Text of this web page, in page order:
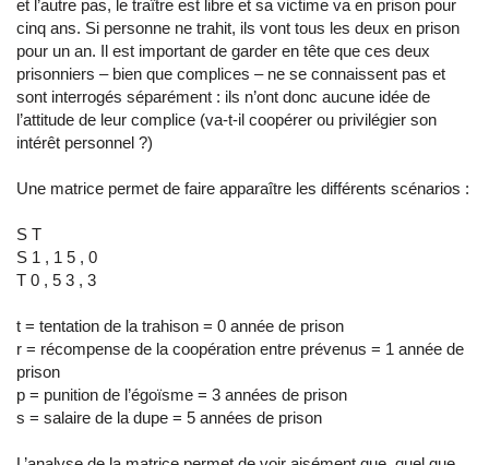
et l’autre pas, le traître est libre et sa victime va en prison pour
cinq ans. Si personne ne trahit, ils vont tous les deux en prison
pour un an. Il est important de garder en tête que ces deux
prisonniers – bien que complices – ne se connaissent pas et
sont interrogés séparément : ils n’ont donc aucune idée de
l’attitude de leur complice (va-t-il coopérer ou privilégier son
intérêt personnel ?)
Une matrice permet de faire apparaître les différents scénarios :
S T
S 1 , 1 5 , 0
T 0 , 5 3 , 3
t = tentation de la trahison = 0 année de prison
r = récompense de la coopération entre prévenus = 1 année de
prison
p = punition de l’égoïsme = 3 années de prison
s = salaire de la dupe = 5 années de prison